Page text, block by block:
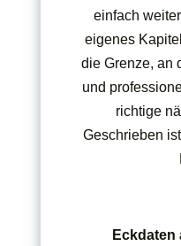
einfach
eigenes
die Grenze, an
und
richtige
Geschrieben
Eckdaten